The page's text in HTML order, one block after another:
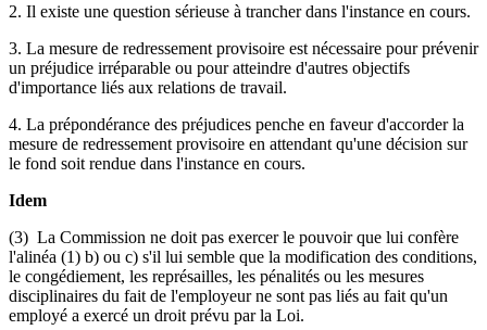
2. Il existe une question sérieuse à trancher dans l'instance en cours.
3. La mesure de redressement provisoire est nécessaire pour prévenir
un préjudice irréparable ou pour atteindre d'autres objectifs
d'importance liés aux relations de travail.
4. La prépondérance des préjudices penche en faveur d'accorder la
mesure de redressement provisoire en attendant qu'une décision sur
le fond soit rendue dans l'instance en cours.
Idem
(3) La Commission ne doit pas exercer le pouvoir que lui confère
l'alinéa (1) b) ou c) s'il lui semble que la modification des conditions,
le congédiement, les représailles, les pénalités ou les mesures
disciplinaires du fait de l'employeur ne sont pas liés au fait qu'un
employé a exercé un droit prévu par la Loi.